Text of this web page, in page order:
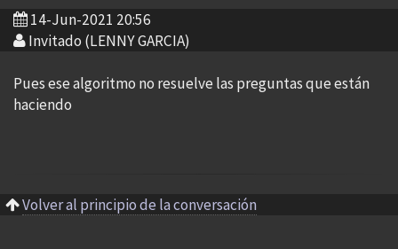
14-Jun-2021 20:56
Invitado (LENNY GARCIA)
Pues ese algoritmo no resuelve las preguntas que están
haciendo
Volver al principio de la conversación